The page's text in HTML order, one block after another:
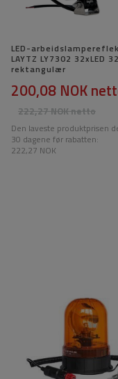
LED-
LAYTZ LY7302 32xLED
rektangulær
222,27 NOKnetto
200,08 NOK
Den laveste produktprisen
30 dagene før rabatten:
222,27 NOK